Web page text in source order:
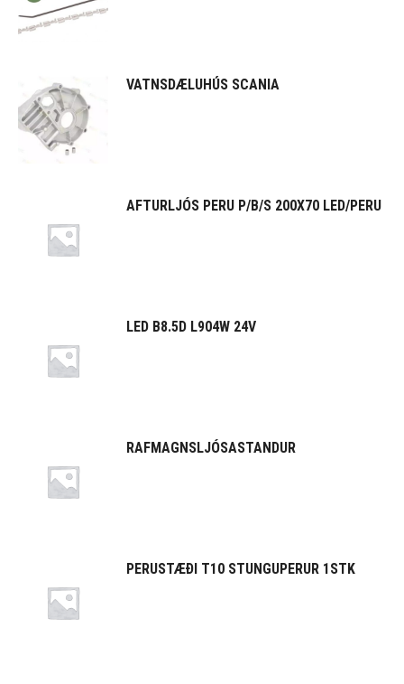
VATNSDÆLUHÚS SCANIA
AFTURLJÓS PERU P/B/S 200X70 LED/PERU
LED B8.5D L904W 24V
RAFMAGNSLJÓSASTANDUR
PERUSTÆÐI T10 STUNGUPERUR 1STK